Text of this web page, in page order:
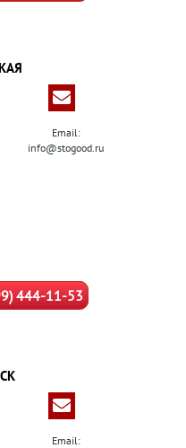
Email:
info@stogood.ru
444-11-53
Email: